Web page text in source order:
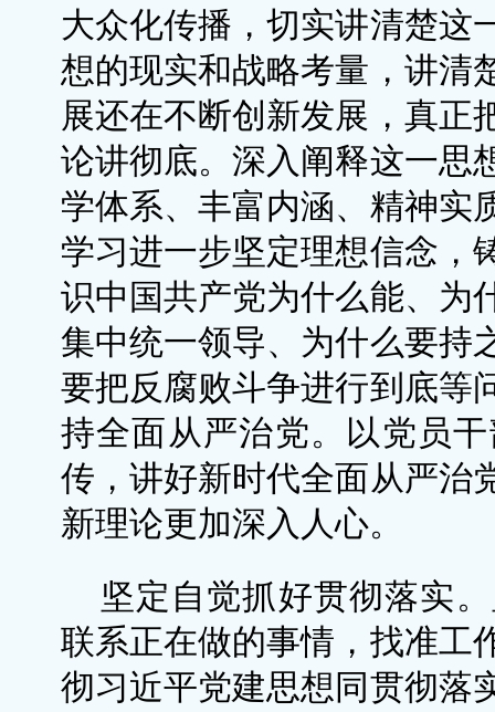
大众化传播，切实讲清楚这
想的现实和战略考量，讲清
展还在不断创新发展，真正
论讲彻底。深入阐释这一思
学体系、丰富内涵、精神实
学习进一步坚定理想信念，
识中国共产党为什么能、为
集中统一领导、为什么要持
要把反腐败斗争进行到底等
持全面从严治党。以党员
传，讲好新时代全面从严治
新理论更加深入人心。
坚定自觉抓好贯彻落实
联系正在做的事情，找准工
彻习近平党建思想同贯彻落